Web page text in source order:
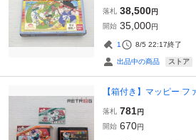
落札 38,500円
開始 35,000円
1 8/5 22:17終了
出品中の商品 ストア
【箱付き】マッピー フ
落札 781円
開始 670円